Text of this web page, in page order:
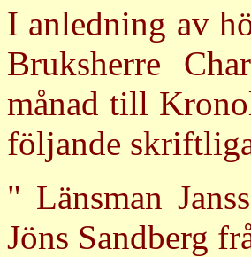
I anledning av
Bruksherre
månad till
följande
" Länsman
Jöns Sandberg